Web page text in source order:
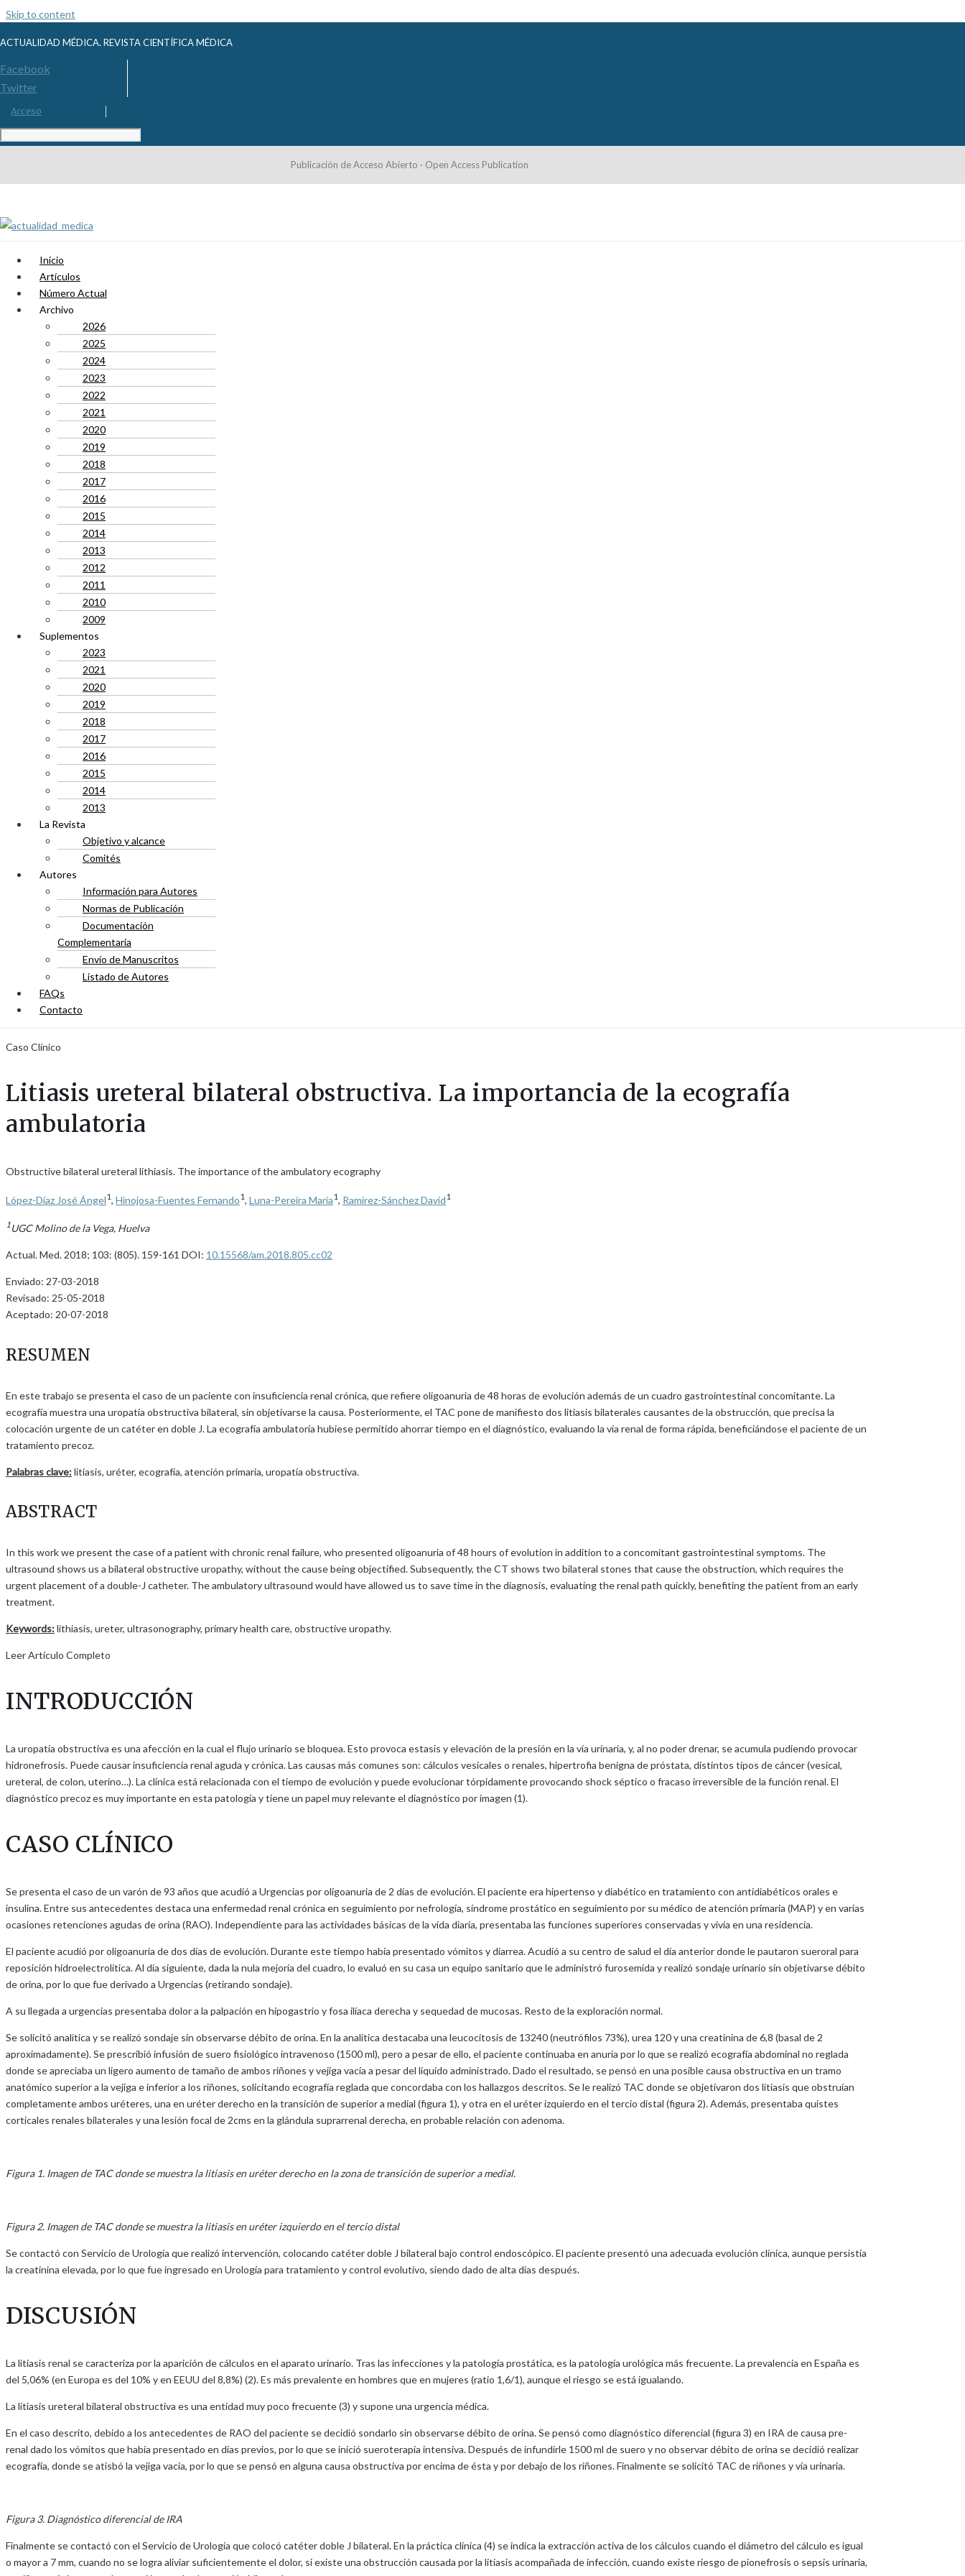
Skip to content
ACTUALIDAD MÉDICA. REVISTA CIENTÍFICA MÉDICA
Facebook
Twitter
Acceso
Publicación de Acceso Abierto · Open Access Publication
Inicio
Artículos
Número Actual
Archivo
2026
2025
2024
2023
2022
2021
2020
2019
2018
2017
2016
2015
2014
2013
2012
2011
2010
2009
Suplementos
2023
2021
2020
2019
2018
2017
2016
2015
2014
2013
La Revista
Objetivo y alcance
Comités
Autores
Información para Autores
Normas de Publicación
Documentación
Complementaria
Envío de Manuscritos
Listado de Autores
FAQs
Contacto
Caso Clínico
Litiasis ureteral bilateral obstructiva. La importancia de la ecografía
ambulatoria
Obstructive bilateral ureteral lithiasis. The importance of the ambulatory ecography
López-Díaz José Ángel1, Hinojosa-Fuentes Fernando1, Luna-Pereira María1, Ramírez-Sánchez David1
1UGC Molino de la Vega, Huelva
Actual. Med. 2018; 103: (805). 159-161 DOI: 10.15568/am.2018.805.cc02
Enviado: 27-03-2018
Revisado: 25-05-2018
Aceptado: 20-07-2018
RESUMEN
En este trabajo se presenta el caso de un paciente con insuficiencia renal crónica, que refiere oligoanuria de 48 horas de evolución además de un cuadro gastrointestinal concomitante. La
ecografía muestra una uropatía obstructiva bilateral, sin objetivarse la causa. Posteriormente, el TAC pone de manifiesto dos litiasis bilaterales causantes de la obstrucción, que precisa la
colocación urgente de un catéter en doble J. La ecografía ambulatoria hubiese permitido ahorrar tiempo en el diagnóstico, evaluando la vía renal de forma rápida, beneficiándose el paciente de un
tratamiento precoz.
Palabras clave:litiasis, uréter, ecografía, atención primaria, uropatía obstructiva.
ABSTRACT
In this work we present the case of a patient with chronic renal failure, who presented oligoanuria of 48 hours of evolution in addition to a concomitant gastrointestinal symptoms. The
ultrasound shows us a bilateral obstructive uropathy, without the cause being objectified. Subsequently, the CT shows two bilateral stones that cause the obstruction, which requires the
urgent placement of a double-J catheter. The ambulatory ultrasound would have allowed us to save time in the diagnosis, evaluating the renal path quickly, benefiting the patient from an early
treatment.
Keywords:lithiasis, ureter, ultrasonography, primary health care, obstructive uropathy.
Leer Artículo Completo
INTRODUCCIÓN
La uropatía obstructiva es una afección en la cual el flujo urinario se bloquea. Esto provoca estasis y elevación de la presión en la vía urinaria, y, al no poder drenar, se acumula pudiendo provocar
hidronefrosis. Puede causar insuficiencia renal aguda y crónica. Las causas más comunes son: cálculos vesicales o renales, hipertrofia benigna de próstata, distintos tipos de cáncer (vesical,
ureteral, de colon, uterino…). La clínica está relacionada con el tiempo de evolución y puede evolucionar tórpidamente provocando shock séptico o fracaso irreversible de la función renal. El
diagnóstico precoz es muy importante en esta patología y tiene un papel muy relevante el diagnóstico por imagen (1).
CASO CLÍNICO
Se presenta el caso de un varón de 93 años que acudió a Urgencias por oligoanuria de 2 días de evolución. El paciente era hipertenso y diabético en tratamiento con antidiabéticos orales e
insulina. Entre sus antecedentes destaca una enfermedad renal crónica en seguimiento por nefrología, síndrome prostático en seguimiento por su médico de atención primaria (MAP) y en varias
ocasiones retenciones agudas de orina (RAO). Independiente para las actividades básicas de la vida diaria, presentaba las funciones superiores conservadas y vivía en una residencia.
El paciente acudió por oligoanuria de dos días de evolución. Durante este tiempo había presentado vómitos y diarrea. Acudió a su centro de salud el día anterior donde le pautaron sueroral para
reposición hidroelectrolítica. Al día siguiente, dada la nula mejoría del cuadro, lo evaluó en su casa un equipo sanitario que le administró furosemida y realizó sondaje urinario sin objetivarse débito
de orina, por lo que fue derivado a Urgencias (retirando sondaje).
A su llegada a urgencias presentaba dolor a la palpación en hipogastrio y fosa ilíaca derecha y sequedad de mucosas. Resto de la exploración normal.
Se solicitó analítica y se realizó sondaje sin observarse débito de orina. En la analítica destacaba una leucocitosis de 13240 (neutrófilos 73%), urea 120 y una creatinina de 6,8 (basal de 2
aproximadamente). Se prescribió infusión de suero fisiológico intravenoso (1500 ml), pero a pesar de ello, el paciente continuaba en anuria por lo que se realizó ecografía abdominal no reglada
donde se apreciaba un ligero aumento de tamaño de ambos riñones y vejiga vacía a pesar del líquido administrado. Dado el resultado, se pensó en una posible causa obstructiva en un tramo
anatómico superior a la vejiga e inferior a los riñones, solicitando ecografía reglada que concordaba con los hallazgos descritos. Se le realizó TAC donde se objetivaron dos litiasis que obstruían
completamente ambos uréteres, una en uréter derecho en la transición de superior a medial (figura 1), y otra en el uréter izquierdo en el tercio distal (figura 2). Además, presentaba quistes
corticales renales bilaterales y una lesión focal de 2cms en la glándula suprarrenal derecha, en probable relación con adenoma.
Figura 1. Imagen de TAC donde se muestra la litiasis en uréter derecho en la zona de transición de superior a medial.
Figura 2. Imagen de TAC donde se muestra la litiasis en uréter izquierdo en el tercio distal
Se contactó con Servicio de Urología que realizó intervención, colocando catéter doble J bilateral bajo control endoscópico. El paciente presentó una adecuada evolución clínica, aunque persistía
la creatinina elevada, por lo que fue ingresado en Urología para tratamiento y control evolutivo, siendo dado de alta días después.
DISCUSIÓN
La litiasis renal se caracteriza por la aparición de cálculos en el aparato urinario. Tras las infecciones y la patología prostática, es la patología urológica más frecuente. La prevalencia en España es
del 5,06% (en Europa es del 10% y en EEUU del 8,8%) (2). Es más prevalente en hombres que en mujeres (ratio 1,6/1), aunque el riesgo se está igualando.
La litiasis ureteral bilateral obstructiva es una entidad muy poco frecuente (3) y supone una urgencia médica.
En el caso descrito, debido a los antecedentes de RAO del paciente se decidió sondarlo sin observarse débito de orina. Se pensó como diagnóstico diferencial (figura 3) en IRA de causa pre-
renal dado los vómitos que había presentado en días previos, por lo que se inició sueroterapia intensiva. Después de infundirle 1500 ml de suero y no observar débito de orina se decidió realizar
ecografía, donde se atisbó la vejiga vacía, por lo que se pensó en alguna causa obstructiva por encima de ésta y por debajo de los riñones. Finalmente se solicitó TAC de riñones y vía urinaria.
Figura 3. Diagnóstico diferencial de IRA
Finalmente se contactó con el Servicio de Urología que colocó catéter doble J bilateral. En la práctica clínica (4) se indica la extracción activa de los cálculos cuando el diámetro del cálculo es igual
o mayor a 7 mm, cuando no se logra aliviar suficientemente el dolor, si existe una obstrucción causada por la litiasis acompañada de infección, cuando existe riesgo de pionefrosis o sepsis urinaria,